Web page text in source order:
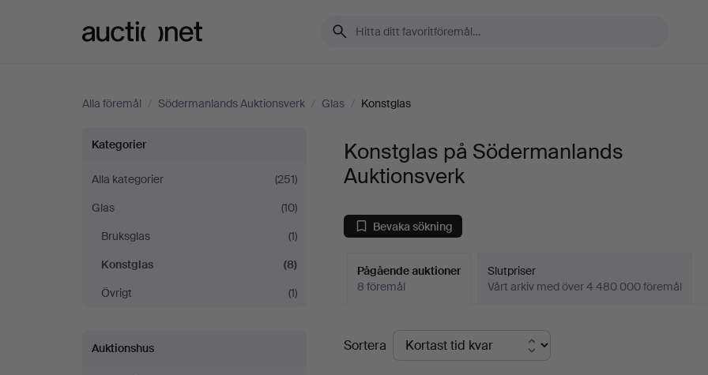
Alla föremål / Södermanlands Auktionsverk / Glas / Konstglas
Konstglas
på
Södermanlands
Auktionsverk
Kategorier
Alla kategorier
(251)
Glas
(10)
Bruksglas
(1)
Konstglas
(8)
Övrigt
(1)
Auktionshus
Konstglas på Södermanlands
Auktionsverk
Bevaka sökning
Pågående auktioner
8 föremål
Slutpriser
Vårt arkiv med över 4 480 000 föremål
Pågående
auktioner
Sortera